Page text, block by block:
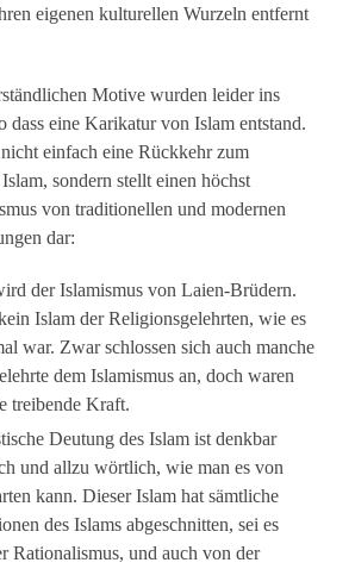
eigenen kulturellen Wurzeln entfernt
Motive wurden leider ins
dass eine Karikatur von Islam entstand.
einfach eine Rückkehr zum
sondern stellt einen höchst
von traditionellen und modernen
dar:
der Islamismus von Laien-Brüdern.
Islam der Religionsgelehrten, wie es
war. Zwar schlossen sich auch manche
dem Islamismus an, doch waren
treibende Kraft.
Deutung des Islam ist denkbar
und allzu wörtlich, wie man es von
kann. Dieser Islam hat sämtliche
des Islams abgeschnitten, sei es
Rationalismus, und auch von der